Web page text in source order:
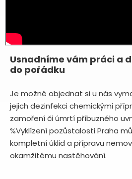
Usnadníme vám práci a
do pořádku
Je možné objednat si u nás
jejich dezinfekci chemickými
zamoření či úmrtí příbuzného
%Vyklízení pozůstalosti Praha
kompletní úklid a přípravu
okamžitému nastěhování.